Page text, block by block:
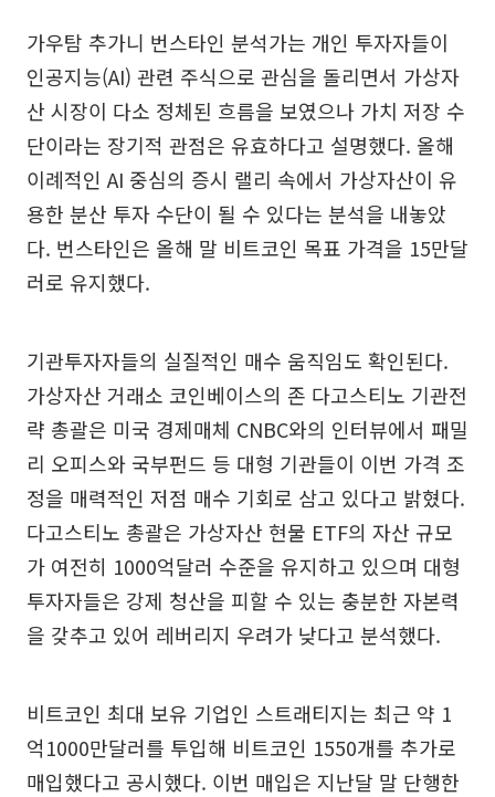
가우탐 추가니 번스타인 분석가는 개인 투자자들이
인공지능(AI) 관련 주식으로 관심을 돌리면서 가상자
산 시장이 다소 정체된 흐름을 보였으나 가치 저장 수
단이라는 장기적 관점은 유효하다고 설명했다. 올해
이례적인 AI 중심의 증시 랠리 속에서 가상자산이 유
용한 분산 투자 수단이 될 수 있다는 분석을 내놓았
다. 번스타인은 올해 말 비트코인 목표 가격을 15만달
러로 유지했다.
기관투자자들의 실질적인 매수 움직임도 확인된다.
가상자산 거래소 코인베이스의 존 다고스티노 기관전
략 총괄은 미국 경제매체 CNBC와의 인터뷰에서 패밀
리 오피스와 국부펀드 등 대형 기관들이 이번 가격 조
정을 매력적인 저점 매수 기회로 삼고 있다고 밝혔다.
다고스티노 총괄은 가상자산 현물 ETF의 자산 규모
가 여전히 1000억달러 수준을 유지하고 있으며 대형
투자자들은 강제 청산을 피할 수 있는 충분한 자본력
을 갖추고 있어 레버리지 우려가 낮다고 분석했다.
비트코인 최대 보유 기업인 스트래티지는 최근 약 1
억1000만달러를 투입해 비트코인 1550개를 추가로
매입했다고 공시했다. 이번 매입은 지난달 말 단행한